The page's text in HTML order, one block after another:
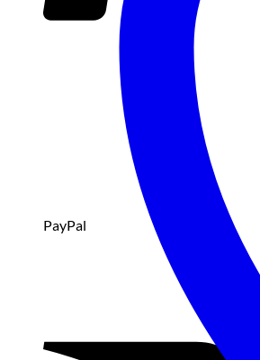
PayPal